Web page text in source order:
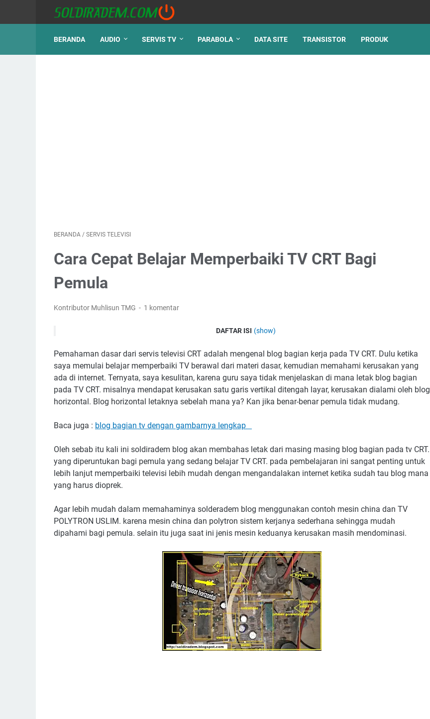
BERANDA AUDIO SERVIS TV PARABOLA DATA SITE TRANSISTOR PRODUK
BERANDA / SERVIS TELEVISI
Cara Cepat Belajar Memperbaiki TV CRT Bagi
Pemula
Kontributor Muhlisun TMG 1 komentar
DAFTAR ISI (show)
Pemahaman dasar dari servis televisi CRT adalah mengenal blog bagian kerja pada TV CRT. Dulu ketika
saya memulai belajar memperbaiki TV berawal dari materi dasar, kemudian memahami kerusakan yang
ada di internet. Ternyata, saya kesulitan, karena guru saya tidak menjelaskan di mana letak blog bagian
pada TV CRT. misalnya mendapat kerusakan satu garis vertikal ditengah layar, kerusakan dialami oleh blog
horizontal. Blog horizontal letaknya sebelah mana ya? Kan jika benar-benar pemula tidak mudang.
Baca juga : blog bagian tv dengan gambarnya lengkap
Oleh sebab itu kali ini soldiradem blog akan membahas letak dari masing masing blog bagian pada tv CRT.
yang diperuntukan bagi pemula yang sedang belajar TV CRT. pada pembelajaran ini sangat penting untuk
lebih lanjut memperbaiki televisi lebih mudah dengan mengandalakan internet ketika sudah tau blog mana
yang harus dioprek.
Agar lebih mudah dalam memahaminya solderadem blog menggunakan contoh mesin china dan TV
POLYTRON USLIM. karena mesin china dan polytron sistem kerjanya sederhana sehingga mudah
dipahami bagi pemula. selain itu juga saat ini jenis mesin keduanya kerusakan masih mendominasi.